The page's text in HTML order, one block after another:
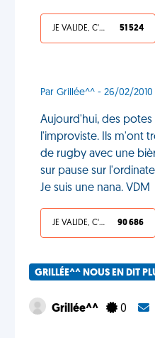
JE VALIDE, C'EST UNE VDM 51 524
Par Grillée^^ - 26/02/2010
Aujourd'hui, des potes
l'improviste. Ils m'ont
de rugby avec une
sur pause sur
Je suis une nana. VDM
JE VALIDE, C'EST UNE VDM 90 686
GRILLÉE^^ NOUS EN DIT
Grillée^^ 0